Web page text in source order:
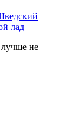
лад
не